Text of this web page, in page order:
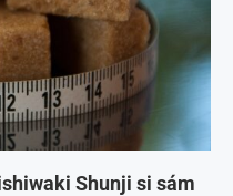
Shunji si sám